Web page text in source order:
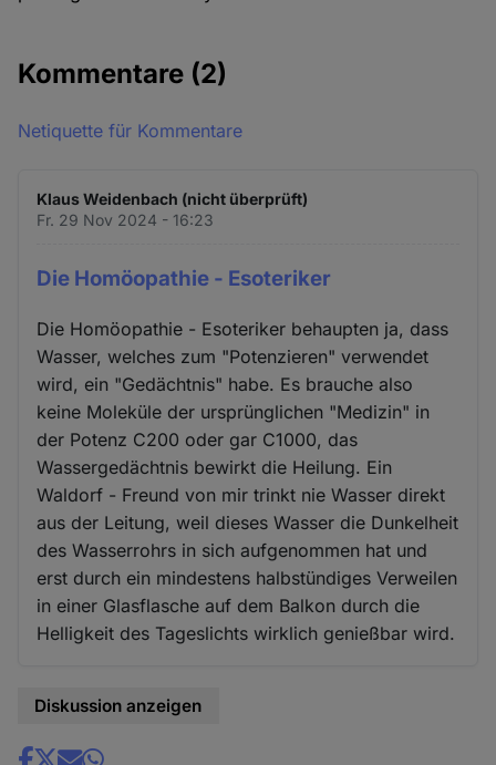
Kommentare (2)
Netiquette für Kommentare
Klaus Weidenbach (nicht überprüft)
Fr. 29 Nov 2024 - 16:23
Die Homöopathie - Esoteriker
Die Homöopathie - Esoteriker behaupten ja, dass
Wasser, welches zum "Potenzieren" verwendet
wird, ein "Gedächtnis" habe. Es brauche also
keine Moleküle der ursprünglichen "Medizin" in
der Potenz C200 oder gar C1000, das
Wassergedächtnis bewirkt die Heilung. Ein
Waldorf - Freund von mir trinkt nie Wasser direkt
aus der Leitung, weil dieses Wasser die Dunkelheit
des Wasserrohrs in sich aufgenommen hat und
erst durch ein mindestens halbstündiges Verweilen
in einer Glasflasche auf dem Balkon durch die
Helligkeit des Tageslichts wirklich genießbar wird.
Diskussion anzeigen